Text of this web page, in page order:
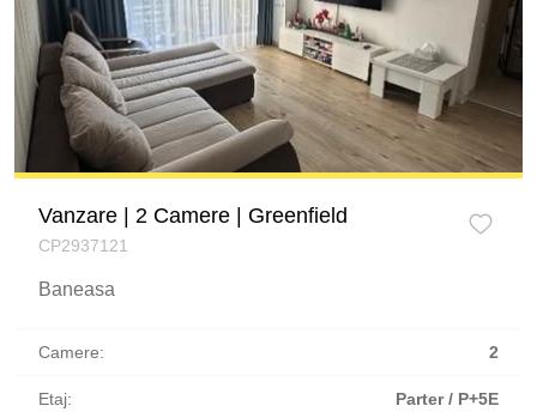
Vanzare | 2 Camere | Greenfield
CP2937121
Baneasa
Camere: 2
Etaj: Parter / P+5E